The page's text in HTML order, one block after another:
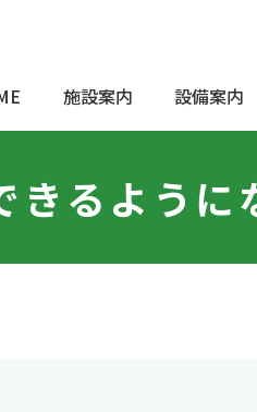
施設案内 設備案内
るように